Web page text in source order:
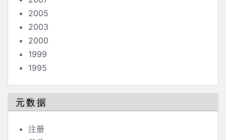
2005
2003
2000
1999
1995
元数据
注册